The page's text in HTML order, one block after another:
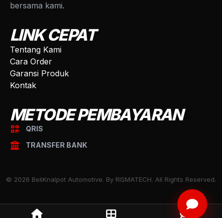
bersama kami.
LINK CEPAT
Tentang Kami
Cara Order
Garansi Produk
Kontak
METODE PEMBAYARAN
QRIS
TRANSFER BANK
© 2026 BeliKnalpot Automotive. By RISMATECH. All Rights Reserved.